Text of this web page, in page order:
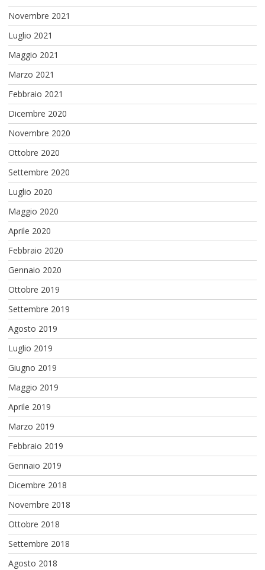
Novembre 2021
Luglio 2021
Maggio 2021
Marzo 2021
Febbraio 2021
Dicembre 2020
Novembre 2020
Ottobre 2020
Settembre 2020
Luglio 2020
Maggio 2020
Aprile 2020
Febbraio 2020
Gennaio 2020
Ottobre 2019
Settembre 2019
Agosto 2019
Luglio 2019
Giugno 2019
Maggio 2019
Aprile 2019
Marzo 2019
Febbraio 2019
Gennaio 2019
Dicembre 2018
Novembre 2018
Ottobre 2018
Settembre 2018
Agosto 2018